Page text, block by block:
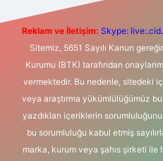
Reklam ve İletişim: Skype:
Sitemiz, 5651 Sayılı Kanun
Kurumu (BTK) tarafından
vermektedir. Bu nedenle, sitedeki
veya araştırma yükümlülüğümüz
yazdıkları içeriklerin
bu sorumluluğu kabul etmiş
marka, kurum veya şahıs şirketi ile